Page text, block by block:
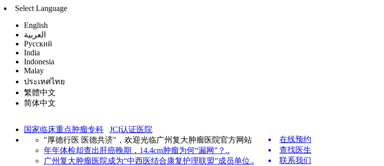
Select Language
English
العربية
Русский
India
Indonesia
Malay
ประเทศไทย
繁體中文
简体中文
国家临床重点肿瘤专科
JCI认证医院
"厚德行医 医德共济"，欢迎光临广州复大肿瘤医院官方网站
年年体检却查出肝癌晚期，14.4cm肿瘤为何“漏网”？..
广州复大肿瘤医院成为“中西医结合康复护理联盟”成员单位..
在线预约
查找医生
联系我们